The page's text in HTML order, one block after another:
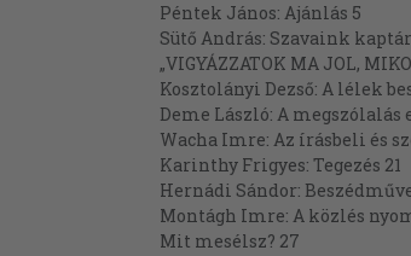
Péntek János: Ajánlás 5
Sütő András: Szavaink
„VIGYÁZZATOK MA JOL,
Kosztolányi Dezső: A lélek
Deme László: A megszólalás
Wacha Imre: Az írásbeli és
Karinthy Frigyes: Tegezés 21
Hernádi Sándor:
Montágh Imre: A közlés
Mit mesélsz? 27